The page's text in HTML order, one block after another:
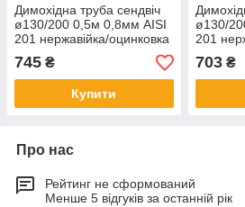
Димохідна труба сендвіч
ø130/200 0,5м 0,8мм AISI
201 нержавійка/оцинковка
745 ₴
Купити
ø130/
201
703₴
Про нас
Рейтинг не сформований
Менше 5 відгуків за останній рік